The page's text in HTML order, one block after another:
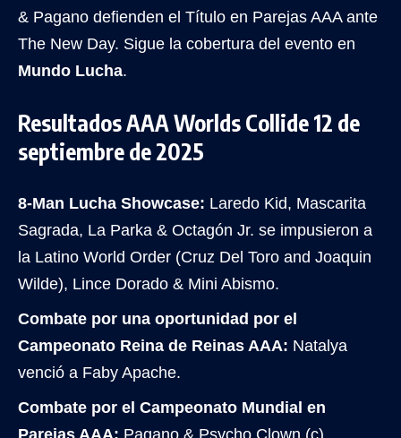
& Pagano defienden el Título en Parejas AAA ante
The New Day. Sigue la cobertura del evento en
Mundo Lucha.
Resultados AAA Worlds Collide 12 de
septiembre de 2025
8-Man Lucha Showcase: Laredo Kid, Mascarita
Sagrada, La Parka & Octagón Jr. se impusieron a
la Latino World Order (Cruz Del Toro and Joaquin
Wilde), Lince Dorado & Mini Abismo.
Combate por una oportunidad por el
Campeonato Reina de Reinas AAA: Natalya
venció a Faby Apache.
Combate por el Campeonato Mundial en
Parejas AAA: Pagano & Psycho Clown (c)